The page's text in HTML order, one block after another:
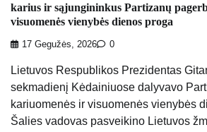
karius ir sąjungininkus Partizanų
visuomenės vienybės dienos proga
17 Gegužės, 2026 0
Lietuvos Respublikos Prezidentas
sekmadienį Kėdainiuose dalyvavo
kariuomenės ir visuomenės vienybės
Šalies vadovas pasveikino Lietuvos